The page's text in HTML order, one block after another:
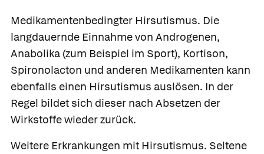
Medikamentenbedingter Hirsutismus. Die
langdauernde Einnahme von Androgenen,
Anabolika (zum Beispiel im Sport), Kortison,
Spironolacton und anderen Medikamenten kann
ebenfalls einen Hirsutismus auslösen. In der
Regel bildet sich dieser nach Absetzen der
Wirkstoffe wieder zurück.
Weitere Erkrankungen mit Hirsutismus. Seltene